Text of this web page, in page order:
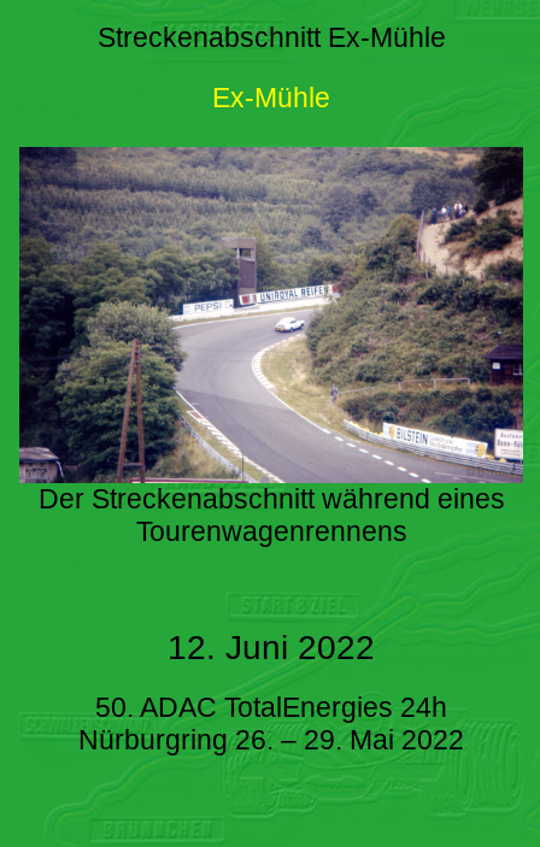
Streckenabschnitt Ex-Mühle
Ex-Mühle
Der Streckenabschnitt während eines
Tourenwagenrennens
12. Juni 2022
50. ADAC TotalEnergies 24h
Nürburgring 26. – 29. Mai 2022